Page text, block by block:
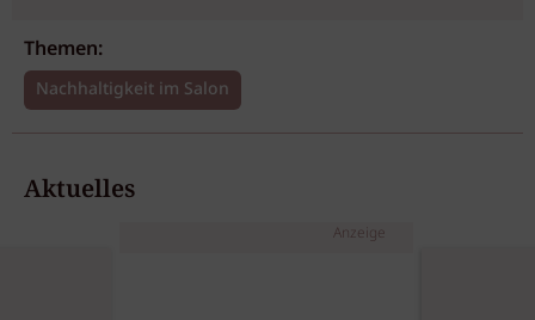
Themen:
Nachhaltigkeit im Salon
Aktuelles
Anzeige